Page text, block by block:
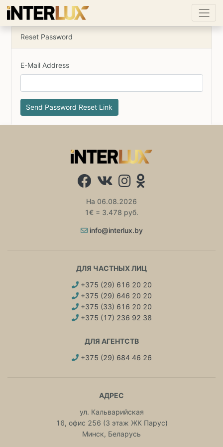
Reset Password
E-Mail Address
Send Password Reset Link
На 06.08.2026
1€ = 3.478 руб.
info@interlux.by
ДЛЯ ЧАСТНЫХ ЛИЦ
+375 (29) 616 20 20
+375 (29) 646 20 20
+375 (33) 616 20 20
+375 (17) 236 92 38
ДЛЯ АГЕНТСТВ
+375 (29) 684 46 26
АДРЕС
ул. Кальварийская
16, офис 256 (3 этаж ЖК Парус)
Минск, Беларусь